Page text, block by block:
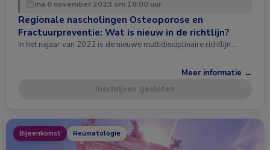
ma 6 november 2023 om 18:00 uur
Regionale nascholingen Osteoporose en
Fractuurpreventie: Wat is nieuw in de richtlijn?
In het najaar van 2022 is de nieuwe multidisciplinaire richtlijn …
Meer informatie →
Inschrijven gesloten
Bijeenkomst Reumatologie